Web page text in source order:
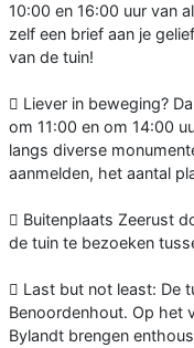
10:00 en 16:00 uur van
zelf een brief aan je
van de tuin!
 Liever in beweging?
om 11:00 en om 14:00
langs diverse
aanmelden, het aantal
 Buitenplaats Zeerust
de tuin te bezoeken
 Last but not least: De
Benoordenhout. Op het
Bylandt brengen